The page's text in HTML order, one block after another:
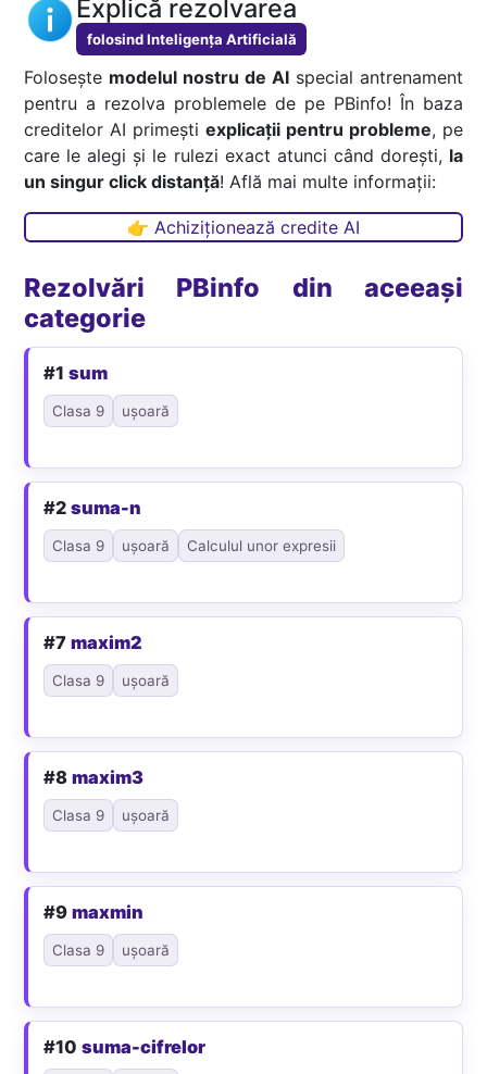
Explică rezolvarea
folosind Inteligența Artificială
Folosește modelul nostru de AIspecial antrenament
pentru a rezolva problemele de pe PBinfo! În baza
creditelor AI primești explicații pentru probleme, pe
care le alegi și le rulezi exact atunci când dorești, la
un singur click distanță! Află mai multe informații:
👉 Achiziționează credite AI
Rezolvări PBinfo din aceeași
categorie
#1sum
Clasa 9 ușoară
#2suma-n
Clasa 9 ușoară Calculul unor expresii
#7maxim2
Clasa 9 ușoară
#8maxim3
Clasa 9 ușoară
#9maxmin
Clasa 9 ușoară
#10suma-cifrelor